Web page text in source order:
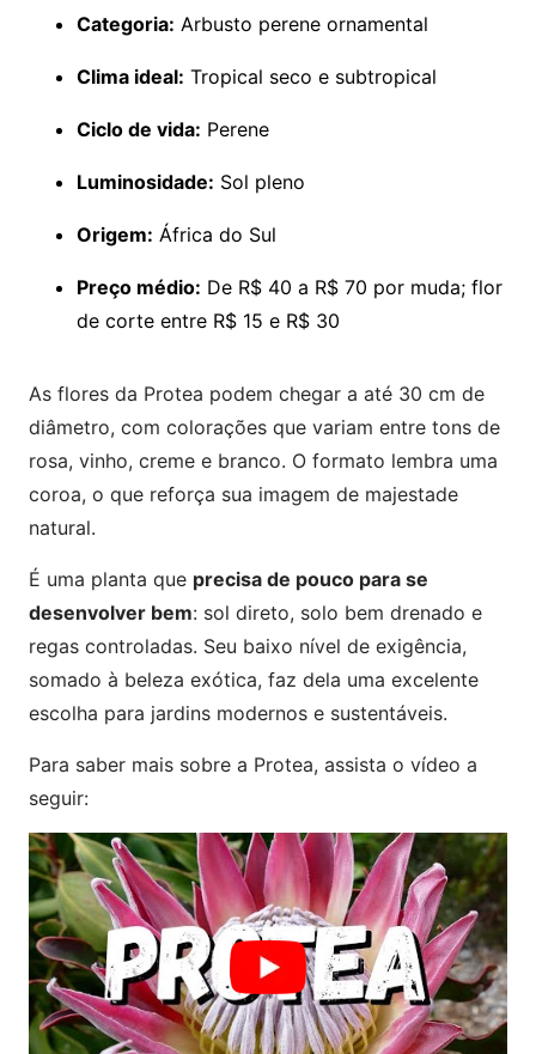
Categoria: Arbusto perene ornamental
Clima ideal: Tropical seco e subtropical
Ciclo de vida: Perene
Luminosidade: Sol pleno
Origem: África do Sul
Preço médio: De R$ 40 a R$ 70 por muda; flor
de corte entre R$ 15 e R$ 30
As flores da Protea podem chegar a até 30 cm de
diâmetro, com colorações que variam entre tons de
rosa, vinho, creme e branco. O formato lembra uma
coroa, o que reforça sua imagem de majestade
natural.
É uma planta que precisa de pouco para se
desenvolver bem: sol direto, solo bem drenado e
regas controladas. Seu baixo nível de exigência,
somado à beleza exótica, faz dela uma excelente
escolha para jardins modernos e sustentáveis.
Para saber mais sobre a Protea, assista o vídeo a
seguir: